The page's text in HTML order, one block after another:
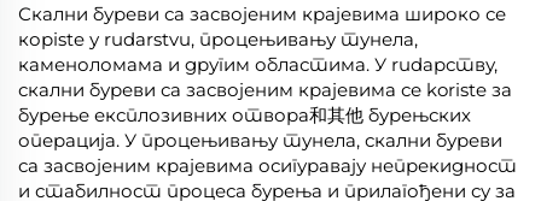
Скални буреви са засвојеним крајевима широко се
корiste у rudarstvu, процењивању тунела,
каменоломама и другим областима. У rudарству,
скални буреви са засвојеним крајевима се koriste за
бурење експлозивних отвора和其他 бурењских
операција. У процењивању тунела, скални буреви
са засвојеним крајевима осигуравају непрекидност
и стабилност процеса бурења и прилагођени су за